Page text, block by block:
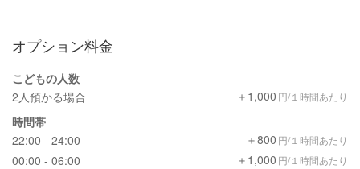
オプション料金
こどもの人数
2人預かる場合
＋1,000 円/１時間あたり
時間帯
22:00 - 24:00
＋800 円/１時間あたり
00:00 - 06:00 ＋1,000 円/１時間あたり